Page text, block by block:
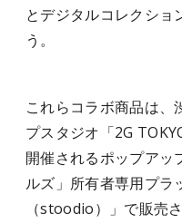
とデジタルコレクショ
う。
これらコラボ商品は、
プスタジオ「2G
開催されるポップアッ
ルズ」所有者専用プラ
（stoodio）」で販売